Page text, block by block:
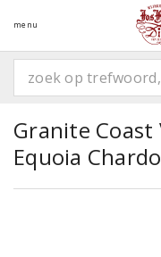
menu
Granite
Equoia